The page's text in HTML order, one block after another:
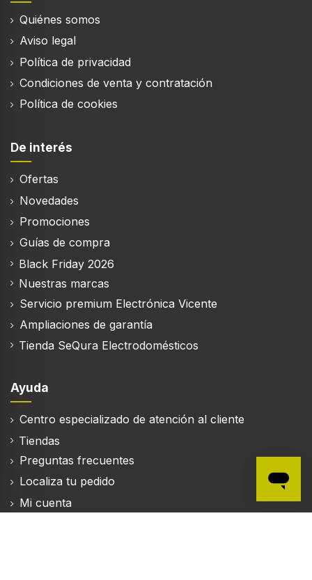
Quiénes somos
Aviso legal
Política de privacidad
Condiciones de venta y contratación
Política de cookies
De interés
Ofertas
Novedades
Promociones
Guías de compra
Black Friday 2026
Nuestras marcas
Servicio premium Electrónica Vicente
Ampliaciones de garantía
Tienda SeQura Electrodomésticos
Ayuda
Centro especializado de atención al cliente
Tiendas
Preguntas frecuentes
Localiza tu pedido
Mi cuenta